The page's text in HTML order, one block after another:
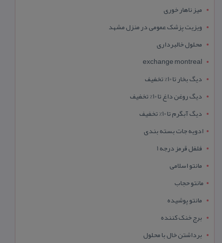
میز ناهار خوری
ویزیت پزشک عمومی در منزل مشهد
محلول خالبرداری
exchange montreal
دیگ بخار تا 10% تخفیف
دیگ روغن داغ تا 10% تخفیف
دیگ آبگرم تا 10% تخفیف
ادویه جات بسته بندی
فلفل قرمز درجه 1
مانتو اسلامی
مانتو حجاب
مانتو پوشیده
برج خنک کننده
برداشتن خال با محلول